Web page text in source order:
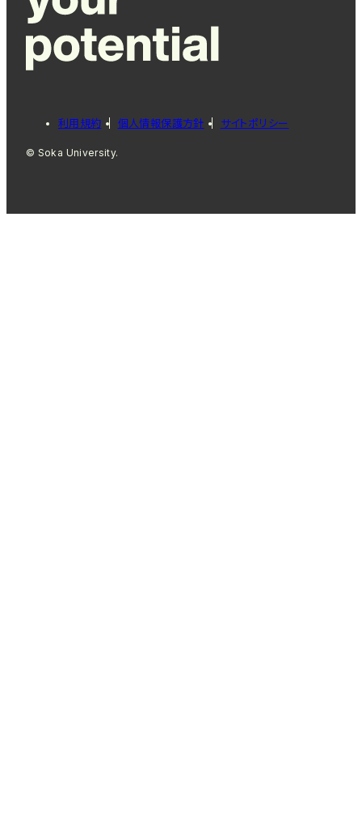
利用規約 個人情報保護方針 サイトポリシー
© Soka University.